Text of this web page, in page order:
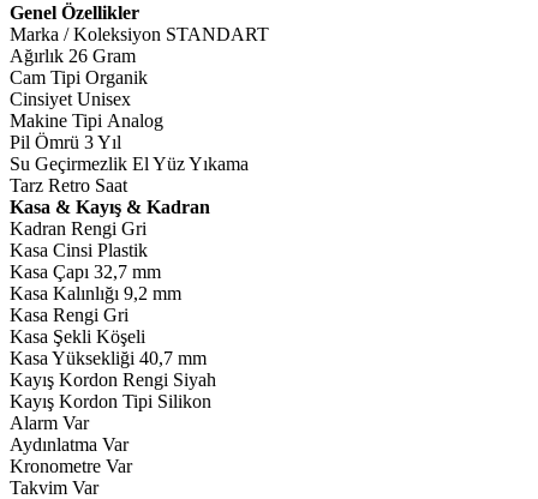
Genel Özellikler
Marka / Koleksiyon STANDART
Ağırlık 26 Gram
Cam Tipi Organik
Cinsiyet Unisex
Makine Tipi Analog
Pil Ömrü 3 Yıl
Su Geçirmezlik El Yüz Yıkama
Tarz Retro Saat
Kasa & Kayış & Kadran
Kadran Rengi Gri
Kasa Cinsi Plastik
Kasa Çapı 32,7 mm
Kasa Kalınlığı 9,2 mm
Kasa Rengi Gri
Kasa Şekli Köşeli
Kasa Yüksekliği 40,7 mm
Kayış Kordon Rengi Siyah
Kayış Kordon Tipi Silikon
Alarm Var
Aydınlatma Var
Kronometre Var
Takvim Var